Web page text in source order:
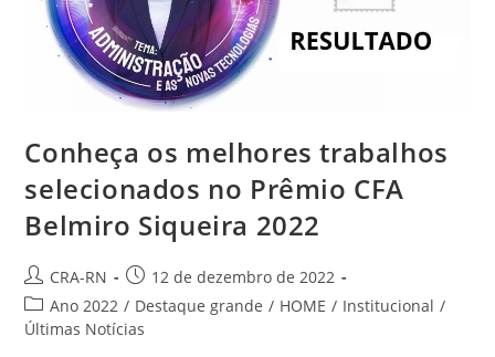
Conheça os melhores trabalhos
selecionados no Prêmio CFA
Belmiro Siqueira 2022
Autor
do
post:
CRA-RN
Post
publicado:
12 de dezembro de 2022
Categoria
do
Ano 2022 / Destaque grande / HOME / Institucional /
Últimas Notícias